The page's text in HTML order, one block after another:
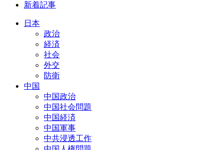
新着記事
日本
政治
経済
社会
外交
防衛
中国
中国政治
中国社会問題
中国経済
中国軍事
中共浸透工作